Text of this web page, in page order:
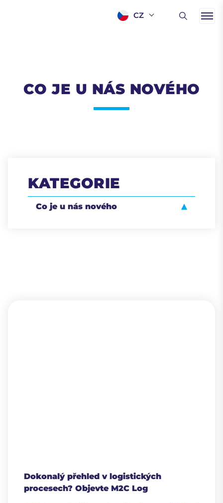
CZ
CO JE U NÁS NOVÉHO
KATEGORIE
Co je u nás nového
Dokonalý přehled v logistických
procesech? Objevte M2C Log